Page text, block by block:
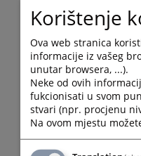
Korištenje
Ova web stranica
informacije iz vašeg
unutar browsera, ...).
Neke od ovih
fukcionisati u svom
stvari (npr. procjenu
Na ovom mjestu